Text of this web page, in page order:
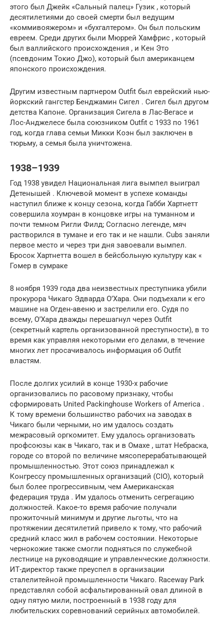
этого был Джейк «Сальный палец» Гузик , который
десятилетиями до своей смерти был ведущим
«коммивояжером» и «бухгалтером». Он был польским
евреем. Среди других были Мюррей Хамфрис , который
был валлийского происхождения , и Кен Это
(псевдоним Токио Джо), который был американцем
японского происхождения.
Другим известным партнером Outfit был еврейский нью-
йоркский гангстер Бенджамин Сигел . Сигел был другом
детства Капоне. Организация Сигела в Лас-Вегасе и
Лос-Анджелесе была союзником Outfit с 1933 по 1961
год, когда глава семьи Микки Коэн был заключен в
тюрьму, а семья была уничтожена.
1938–1939
Год 1938 увидел Национальная лига вымпел выиграл
Детенышей . Ключевой момент в успехе команды
наступил ближе к концу сезона, когда Габби Хартнетт
совершила хоумран в концовке игры на туманном и
почти темном Ригли Филд; Согласно легенде, мяч
растворился в тумане и его так и не нашли. Cubs заняли
первое место и через три дня завоевали вымпел.
Бросок Хартнетта вошел в бейсбольную культуру как «
Гомер в сумраке
8 ноября 1939 года два неизвестных преступника убили
прокурора Чикаго Эдварда О’Хара. Они подъехали к его
машине на Огден-авеню и застрелили его. Судя по
всему, О’Хара дважды перешагнул через Outfit
(секретный картель организованной преступности), в то
время как управляя некоторыми его делами, в течение
многих лет просачивалось информация об Outfit
властям.
После долгих усилий в конце 1930-х рабочие
организовались по расовому признаку, чтобы
сформировать United Packinghouse Workers of America .
К тому времени большинство рабочих на заводах в
Чикаго были черными, но им удалось создать
межрасовый оргкомитет. Ему удалось организовать
профсоюзы как в Чикаго, так и в Омахе , штат Небраска,
городе со второй по величине мясоперерабатывающей
промышленностью. Этот союз принадлежал к
Конгрессу промышленных организаций (CIO), который
был более прогрессивным, чем Американская
федерация труда . Им удалось отменить сегрегацию
должностей. Какое-то время рабочие получали
прожиточный минимум и другие льготы, что на
протяжении десятилетий привело к тому, что рабочий
средний класс жил в рабочем состоянии. Некоторые
чернокожие также смогли подняться по служебной
лестнице на руководящие и управленческие должности.
ИТ-директор также преуспел в организации
сталелитейной промышленности Чикаго. Raceway Park
представлял собой асфальтированный овал длиной в
одну пятую мили, построенный в 1938 году для
любительских соревнований серийных автомобилей.